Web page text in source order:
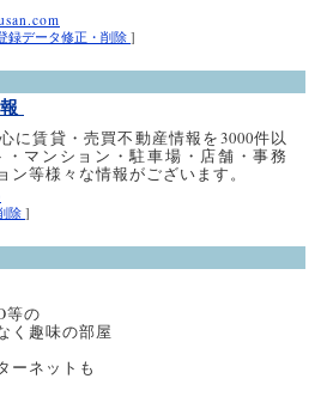
録データ修正・削除 ]
に賃貸・売買不動産情報を3000件以
マンション・駐車場・店舗・事務
等様々な情報がございます。
除 ]
等の
く趣味の部屋
ーネットも